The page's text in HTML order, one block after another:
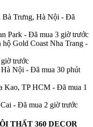
Bà Trưng, Hà Nội - Đã
Park - Đã mua 3 giờ trước
hộ Gold Coast Nha Trang -
trước
Nội - Đã mua 30 phút
Kao, TP HCM - Đã mua 1
Cai - Đã mua 2 giờ trước
THẤT 360 DECOR